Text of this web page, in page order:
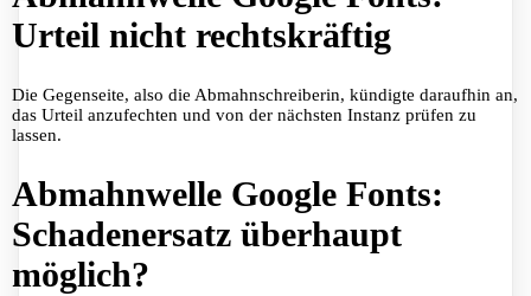
Urteil nicht rechtskräftig
Die Gegenseite, also die Abmahnschreiberin, kündigte daraufhin an,
das Urteil anzufechten und von der nächsten Instanz prüfen zu
lassen.
Abmahnwelle Google Fonts:
Schadenersatz überhaupt
möglich?